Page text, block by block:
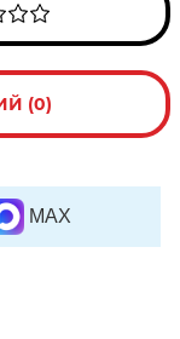
(0)
MAX